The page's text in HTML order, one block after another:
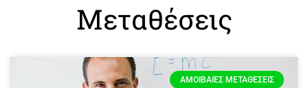
Μεταθέσεις
ΑΜΟΙΒΑΊΕΣ ΜΕΤΑΘΈΣΕΙΣ